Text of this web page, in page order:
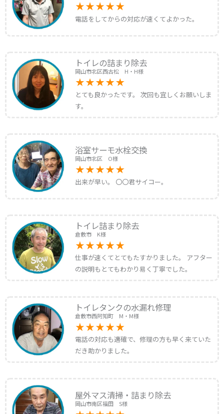
電話をしてからの対応が速くてよかった。
トイレの詰まり除去
岡山市北区西古松 H・H様
とても良かったです。 次回も宜しくお願いしま
す。
浴室サーモ水栓交換
岡山市北区 O様
出来が早い。 〇〇君サイコー。
トイレ詰まり除去
倉敷市 K様
仕事が速くてとてもたすかりました。 アフター
の説明もとてもわかり易く丁寧でした。
トイレタンクの水漏れ修理
倉敷市西阿知町 M・M様
電話の対応も適確で、修理の方も早く来ていた
だき助かりました。
屋外マス清掃・詰まり除去
岡山市南区福田 S様